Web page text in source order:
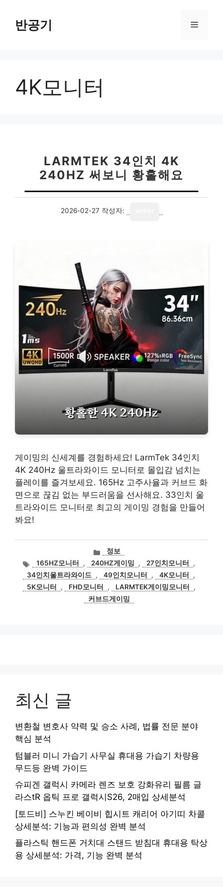
반공기 메
4K모니터
LARMTEK 34인치 4K
240HZ 써보니 황홀해요
2026-02-27 작성자:
게이밍의 신세계를 경험하세요! LarmTek 34인치
4K 240Hz 울트라와이드 모니터로 몰입감 넘치는
플레이를 즐겨보세요. 165Hz 고주사율과 커브드 화
면으로 끊김 없는 부드러움을 선사해요. 33인치 울
트라와이드 모니터로 최고의 게이밍 경험을 만들어
봐요!
카
테
고
리
정보
태
그
165HZ모니터 , 240HZ게이밍 , 27인치모니터
,
34인치울트라와이드 , 49인치모니터 , 4K모니터
,
5K모니터
, FHD모니터 , LARMTEK게이밍모니터
,
커브드게이밍
최신 글
변환철 변호사 약력 및 승소 사례, 법률 전문 분야
핵심 분석
텀블러 미니 가습기 사무실 휴대용 가습기 차량용
무드등 완벽 가이드
슈피겐 갤럭시 카메라 렌즈 보호 강화유리 필름 글
라스tR 옵틱 프로 갤럭시S26, 2매입 상세분석
[토드비] 스누킨 베이비 힙시트 캐리어 아기띠 차콜
상세분석: 기능과 편의성 완벽 분석
플라스틱 핸드폰 거치대 스탠드 받침대 휴대용 탁상
용 상세분석: 가격, 기능 완벽 분석